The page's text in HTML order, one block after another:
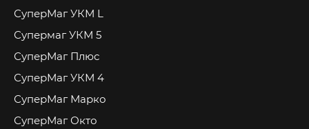
СуперМаг УКМ L
Супермаг УКМ 5
СуперМаг Плюс
СуперМаг УКМ 4
СуперМаг Марко
СуперМаг Окто